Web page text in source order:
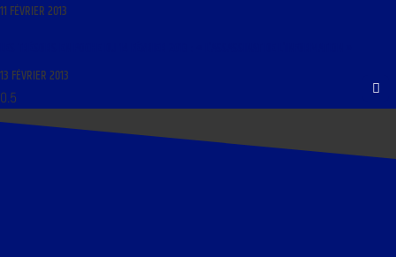
11 FÉVRIER 2013
13 FÉVRIER 2013